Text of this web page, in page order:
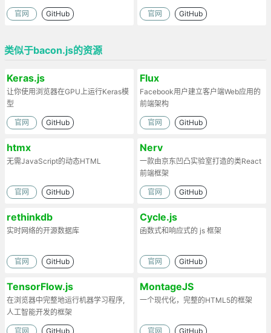
官网 GitHub
台的桌面应用
官网 GitHub
类似于bacon.js的资源
Keras.js
让你使用浏览器在GPU上运行Keras模
型
官网 GitHub
Flux
Facebook用户建立客户端Web应用的
前端架构
官网 GitHub
htmx
无需JavaScript的动态HTML
官网 GitHub
Nerv
一款由京东凹凸实验室打造的类React
前端框架
官网 GitHub
rethinkdb
实时网络的开源数据库
官网 GitHub
Cycle.js
函数式和响应式的 js 框架
官网 GitHub
TensorFlow.js
在浏览器中完整地运行机器学习程序,
人工智能开发的框架
官网 GitHub
MontageJS
一个现代化，完整的HTML5的框架
官网 GitHub